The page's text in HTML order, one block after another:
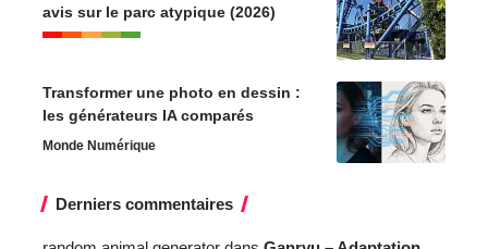
avis sur le parc atypique (2026)
Transformer une photo en dessin :
les générateurs IA comparés
Monde Numérique
Derniers commentaires